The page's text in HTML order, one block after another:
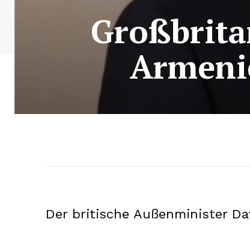
Der britische Außenminister